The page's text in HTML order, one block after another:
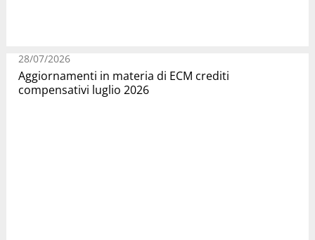
28/07/2026
Aggiornamenti in materia di ECM crediti
compensativi luglio 2026